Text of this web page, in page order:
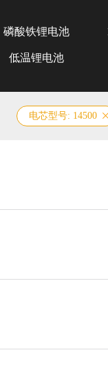
磷酸铁锂电池
低温锂电池
电芯型号: 14500